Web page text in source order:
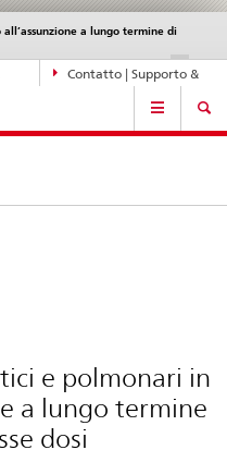
Contatto | Supporto &
a lungo termine di
DE IT
e polmonari in
a lungo termine
dosi